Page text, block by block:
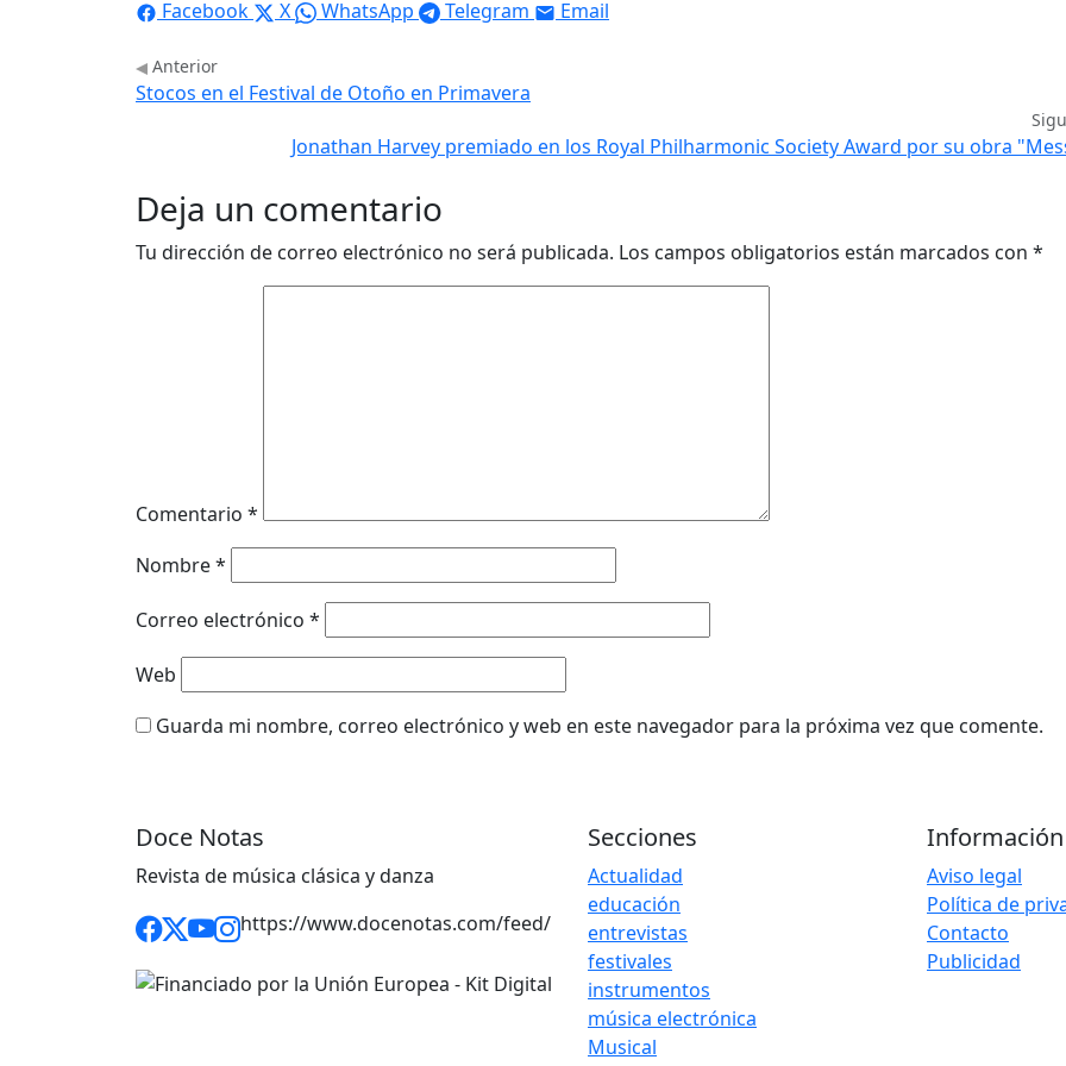
Facebook
X WhatsApp Telegram Email
Anterior
Stocos en el Festival de Otoño en Primavera
Jonathan Harvey premiado en los Royal Philharmonic Society Award por su obra
Deja un comentario
Tu dirección de correo electrónico no será publicada. Los campos obligatorios están marcados con *
Comentario *
Nombre*
Correo electrónico *
Web
Guarda mi nombre, correo electrónico y web en este navegador para la próxima vez que comente.
Doce Notas
Revista de música clásica y danza
https://www.docenotas.com/feed/
Secciones
Actualidad
educación
entrevistas
festivales
instrumentos
música electrónica
Musical
Información
Aviso legal
Política de
Contacto
Publicidad